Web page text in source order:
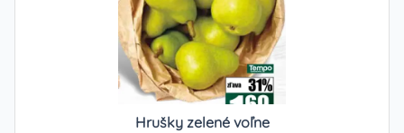
Hrušky zelené voľne